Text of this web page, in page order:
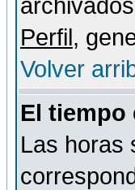
Perfil,
Volver
El tiempo
Las horas